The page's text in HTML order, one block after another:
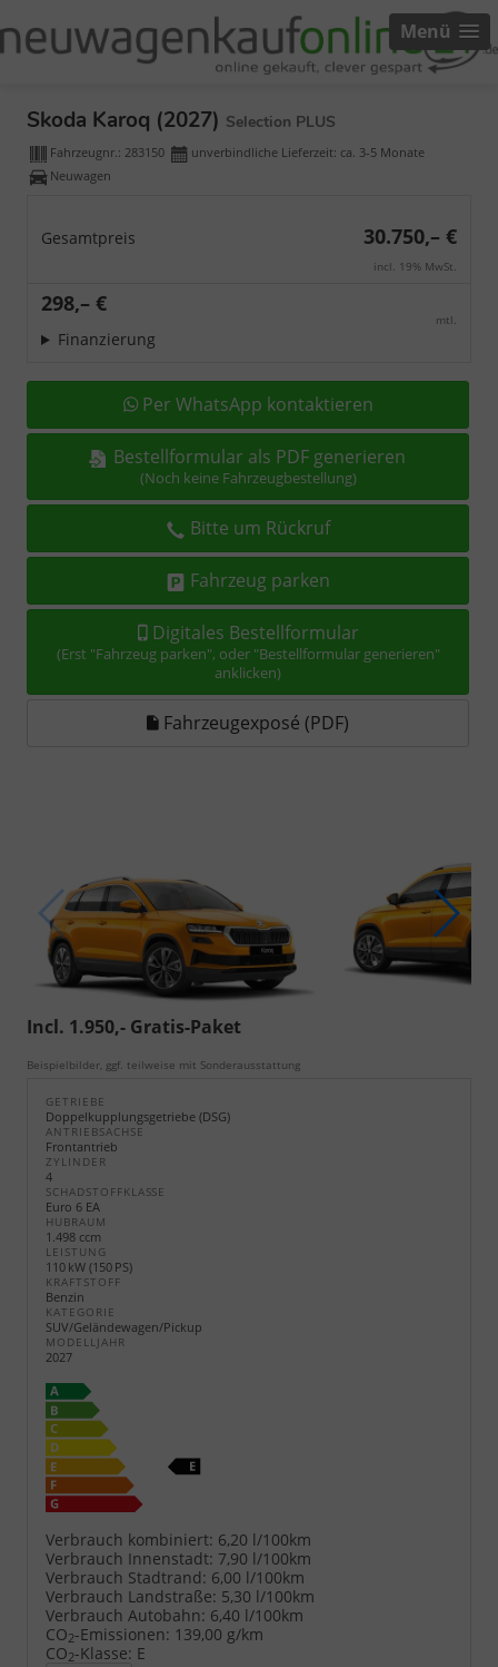
Menü
Skoda Karoq (2027) Selection PLUS
Fahrzeugnr.: 283150
unverbindliche Lieferzeit: ca. 3-5 Monate
Neuwagen
Gesamtpreis 30.750,– €
incl. 19% MwSt.
298,– €
mtl.
Finanzierung
Per WhatsApp kontaktieren
Bestellformular als PDF generieren
(Noch keine Fahrzeugbestellung)
Bitte um Rückruf
Fahrzeug parken
Digitales Bestellformular
(Erst "Fahrzeug parken", oder "Bestellformular generieren"
anklicken)
Fahrzeugexposé (PDF)
Incl. 1.950,- Gratis-Paket
Beispielbilder, ggf. teilweise mit Sonderausstattung
GETRIEBE
Doppelkupplungsgetriebe (DSG)
ANTRIEBSACHSE
Frontantrieb
ZYLINDER
4
SCHADSTOFFKLASSE
Euro 6 EA
HUBRAUM
1.498 ccm
LEISTUNG
110 kW (150 PS)
KRAFTSTOFF
Benzin
KATEGORIE
SUV/Geländewagen/Pickup
MODELLJAHR
2027
Verbrauch kombiniert: 6,20 l/100km
Verbrauch Innenstadt: 7,90 l/100km
Verbrauch Stadtrand: 6,00 l/100km
Verbrauch Landstraße: 5,30 l/100km
Verbrauch Autobahn: 6,40 l/100km
CO2-Emissionen: 139,00 g/km
CO2-Klasse: E